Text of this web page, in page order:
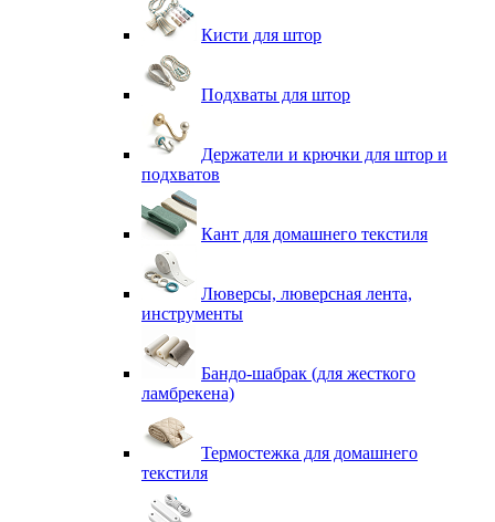
Кисти для штор
Подхваты для штор
Держатели и крючки для штор и
подхватов
Кант для домашнего текстиля
Люверсы, люверсная лента,
инструменты
Бандо-шабрак (для жесткого
ламбрекена)
Термостежка для домашнего
текстиля